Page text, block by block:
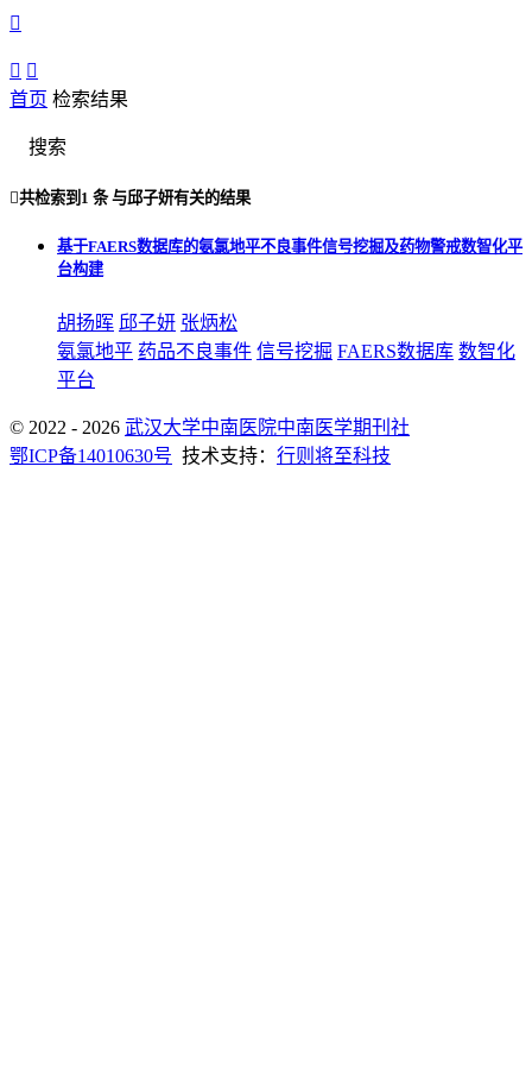

 
首页 检索结果
搜索
共检索到 1 条与邱子妍有关的结果
基于FAERS数据库的氨氯地平不良事件信号挖掘及药物警戒数智化平
台构建
胡扬晖 邱子妍 张炳松
氨氯地平 药品不良事件 信号挖掘 FAERS数据库 数智化
平台
© 2022 - 2026 武汉大学中南医院中南医学期刊社
鄂ICP备14010630号 技术支持： 行则将至科技